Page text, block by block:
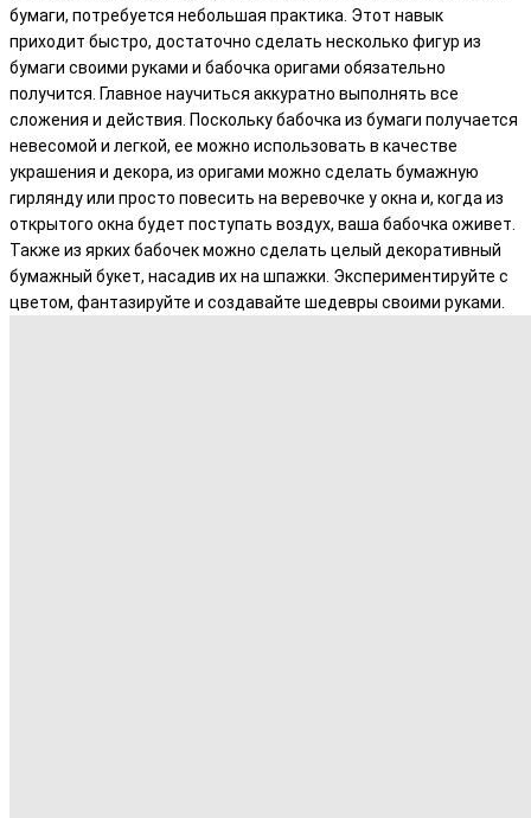
бумаги, потребуется небольшая практика. Этот навык
приходит быстро, достаточно сделать несколько фигур из
бумаги своими руками и бабочка оригами обязательно
получится. Главное научиться аккуратно выполнять все
сложения и действия. Поскольку бабочка из бумаги получается
невесомой и легкой, ее можно использовать в качестве
украшения и декора, из оригами можно сделать бумажную
гирлянду или просто повесить на веревочке у окна и, когда из
открытого окна будет поступать воздух, ваша бабочка оживет.
Также из ярких бабочек можно сделать целый декоративный
бумажный букет, насадив их на шпажки. Экспериментируйте с
цветом, фантазируйте и создавайте шедевры своими руками.